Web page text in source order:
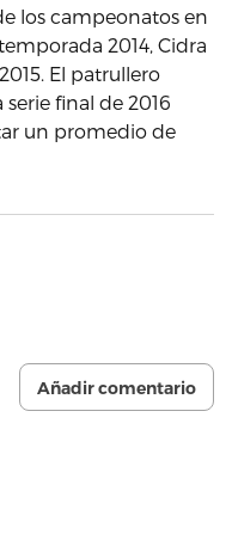
los campeonatos en
2014, Cidra
El patrullero
final de 2016
un promedio de
Añadir comentario